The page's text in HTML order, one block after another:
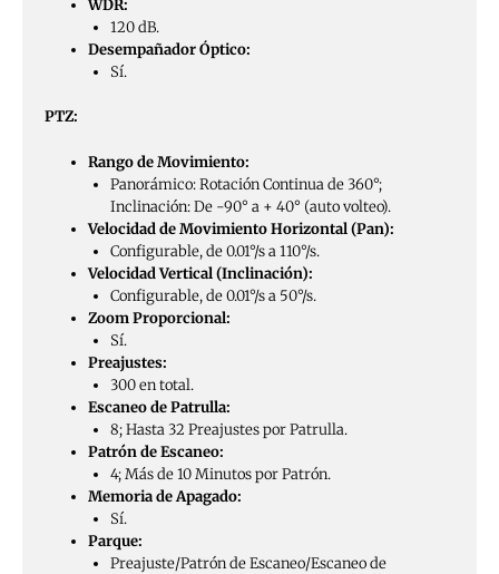
WDR:
120 dB.
Desempañador Óptico:
Sí.
PTZ:
Rango de Movimiento:
Panorámico: Rotación Continua de 360°;
Inclinación: De -90° a + 40° (auto volteo).
Velocidad de Movimiento Horizontal (Pan):
Configurable, de 0.01°/s a 110°/s.
Velocidad Vertical (Inclinación):
Configurable, de 0.01°/s a 50°/s.
Zoom Proporcional:
Sí.
Preajustes:
300 en total.
Escaneo de Patrulla:
8; Hasta 32 Preajustes por Patrulla.
Patrón de Escaneo:
4; Más de 10 Minutos por Patrón.
Memoria de Apagado:
Sí.
Parque:
Preajuste/Patrón de Escaneo/Escaneo de